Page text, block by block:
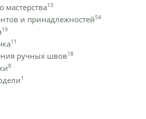
13
и принадлежностей54
19
11
ручных швов18
8
1